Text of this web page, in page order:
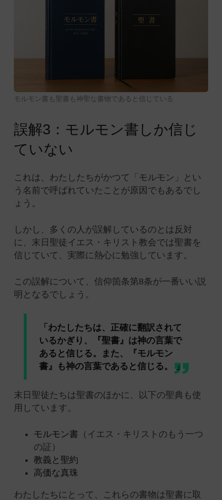
モルモン書も聖書も神聖な書物であると信じている
誤解3：モルモン書しか信じ
ていない
これは、わたしたちがかつて「モルモン」とい
う名前で呼ばれていたことが原因でもあるでし
ょう。
しかし、多くの人が誤解しているのとは反対
に、末日聖徒イエス・キリスト教会では聖書を
信じていて、実際に熱心に勉強しています。
この誤解について、信仰箇条第8条が一番いい説
明となるでしょう。
「わたしたちは、正確に翻訳されて
いるかぎり、『聖書』は神の言葉で
あると信じる。また、『モルモン
書』も神の言葉であると信じる。 」
末日聖徒たちは聖書のほかに、以下の聖典も使
用しています。
モルモン書 （イエス・キリストのもう一つ
の証）
教義と聖約
高価な真珠
わたしたちにとって、これらの書物は聖書に取